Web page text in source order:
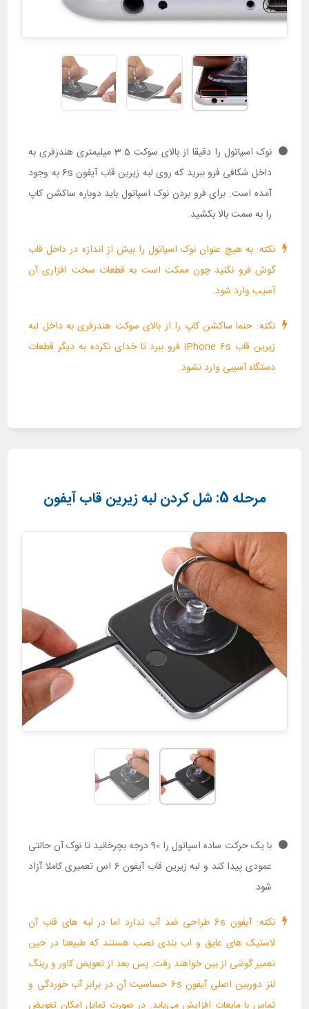
نوک اسپاتول را دقیقا از بالای سوکت 3.5 میلیمتری هندزفری به
داخل شکافی فرو ببرید که روی لبه زیرین قاب آیفون 6s به وجود
آمده است. برای فرو بردن نوک اسپاتول باید دوباره ساکشن کاپ
را به سمت بالا بکشید.
نکته: به هیچ عنوان نوک اسپاتول را بیش از اندازه در داخل قاب
گوش فرو نکنید چون ممکت است به قطعات سخت افزاری آن
آسیب وارد شود.
نکته: حنما ساکشن کاپ را از بالای سوکت هندزفری به داخل لبه
زیرین قاب iPhone 6s فرو ببرد تا خدای نکرده به دیگر قطعات
دستگاه آسیبی وارد نشود.
مرحله 5: شل کردن لبه زیرین قاب آیفون
با یک حرکت ساده اسپاتول را 90 درجه بچرخانید تا نوک آن حالتی
عمودی پیدا کند و لبه زیرین قاب آیفون 6 اس تعمیری کاملا آزاد
شود.
نکته: آیفون 6s طراحی ضد آب ندارد اما در لبه های قاب آن
لاستیک های عایق و اب بندی نصب هستند که طبیعتا در حین
تعمیر گوشی از بین خواهند رفت. پس بعد از تعویض کاور و رینگ
لنز دوربین اصلی آیفون 6s حساسیت آن در برابر آب خوردگی و
تماس با مایعات افزایش می‌یابد. در صورت تمایل امکان تعویض